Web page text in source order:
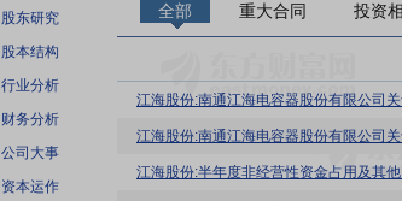
股东研究
股本结构
行业分析
财务分析
公司大事
资本运作
全部 重大合同 投资
江海股份:南通江海电容器股份有限公司
江海股份:半年度非经营性资金占用及其